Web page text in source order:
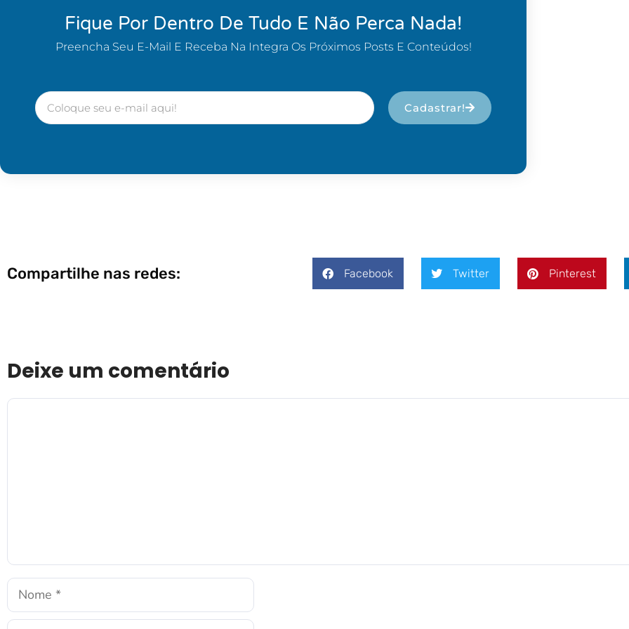
Fique Por Dentro De Tudo E Não Perca Nada!
Preencha Seu E-Mail E Receba Na Integra Os Próximos Posts E Conteúdos!
Cadastrar!
Compartilhe nas redes: Facebook Twitter Pinterest
Deixe um comentário